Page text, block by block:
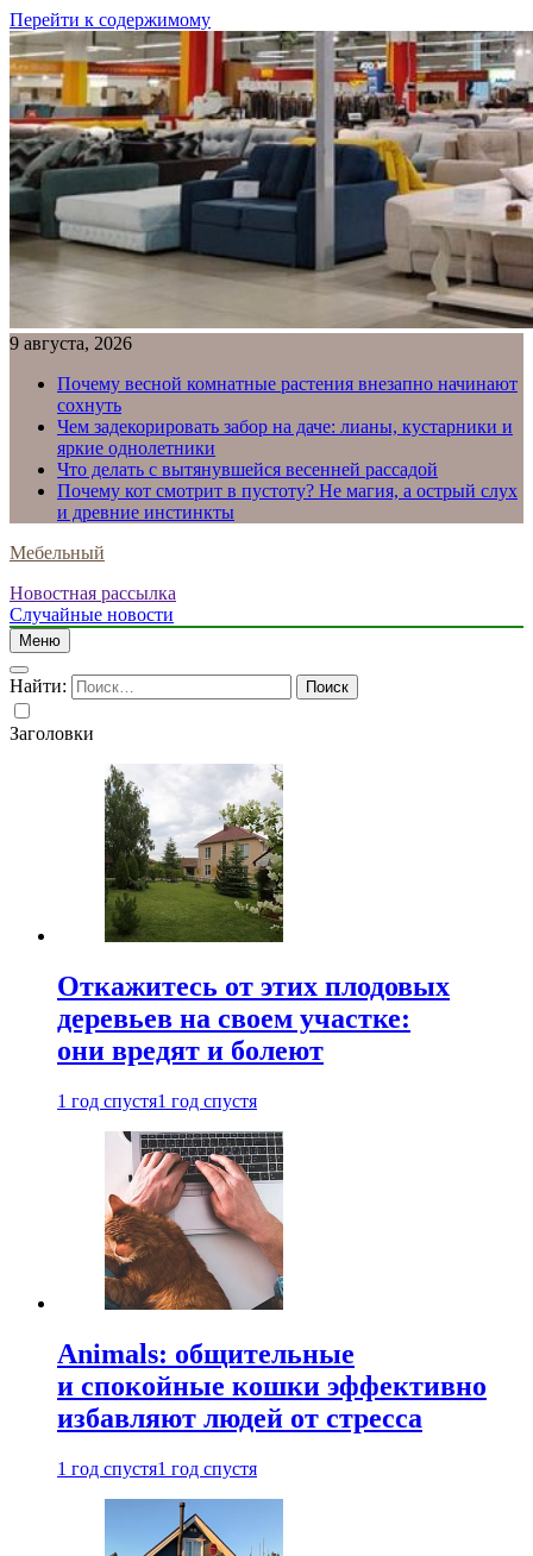
Перейти к содержимому
9 августа, 2026
Почему весной комнатные растения внезапно начинают
сохнуть
Чем задекорировать забор на даче: лианы, кустарники и
яркие однолетники
Что делать с вытянувшейся весенней рассадой
Почему кот смотрит в пустоту? Не магия, а острый слух
и древние инстинкты
Мебельный
Новостная рассылка
Случайные новости
Меню
Найти:
Заголовки
Откажитесь от этих плодовых
деревьев на своем участке:
они вредят и болеют
1 год спустя1 год спустя
Animals: общительные
и спокойные кошки эффективно
избавляют людей от стресса
1 год спустя1 год спустя